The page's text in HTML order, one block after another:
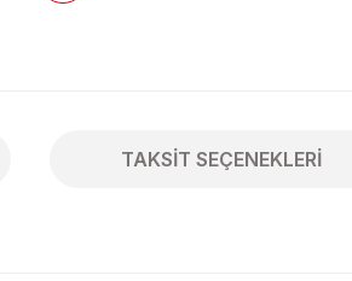
TAKSIT SEÇENEKLERI